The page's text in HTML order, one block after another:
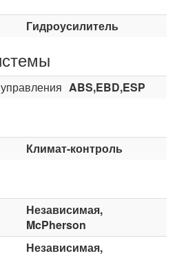
Гидроусилитель
ABS,EBD,ESP
Климат-контроль
Независимая,
McPherson
Независимая,